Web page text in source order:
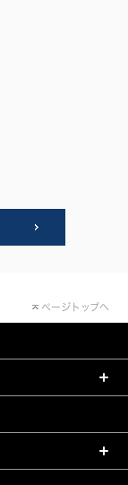
ページトップへ